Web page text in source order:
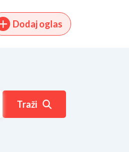
Dodaj oglas
Traži